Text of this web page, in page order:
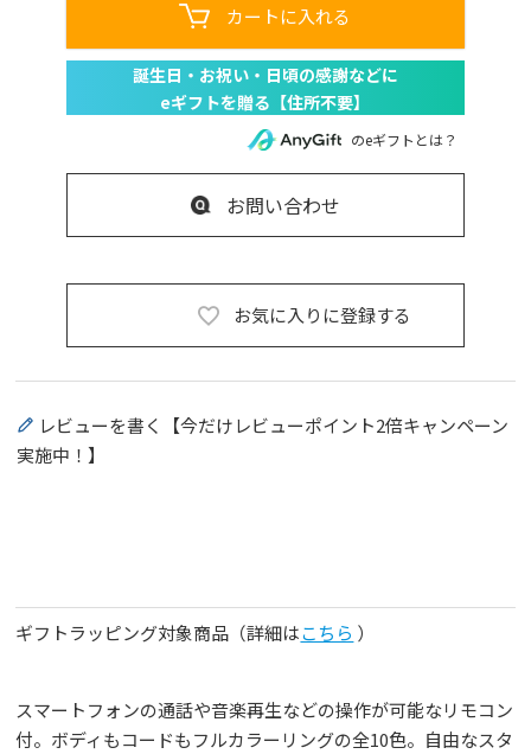
お気に入りに登録する
カートに入れる
のeギフトとは？
お問い合わせ
レビューを書く【今だけレビューポイント2倍キャンペーン
実施中！】
ギフトラッピング対象商品（詳細はこちら ）
スマートフォンの通話や音楽再生などの操作が可能なリモコン
付。ボディもコードもフルカラーリングの全10色。自由なスタ